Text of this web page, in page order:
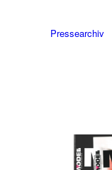
Pressearchiv